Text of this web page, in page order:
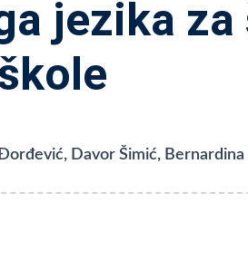
jezika
Davor Šimić,